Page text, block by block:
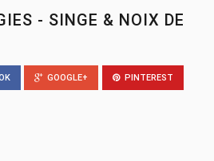
- SINGE & NOIX DE
GOOGLE+ PINTEREST